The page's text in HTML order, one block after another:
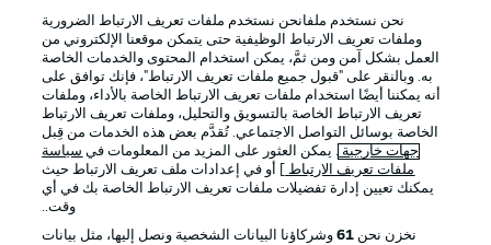
Football as it's meant to be
نحن نستخدم ملفانحن نستخدم ملفات تعريف الارتباط الضرورية
وملفات تعريف الارتباط الوظيفية حتى يتمكن موقعنا الإلكتروني من
العمل بشكل آمن ومن ثمَّ، يمكن استخدام المحتوى والخدمات الخاصة
به. وبالنقر على "قبول جميع ملفات تعريف الارتباط"، فإنك توافق على
أنه يمكننا أيضًا استخدام ملفات تعريف الارتباط الخاصة بالأداء، وملفات
تعريف الارتباط الخاصة بالتسويق والتحليل، وملفات تعريف الارتباط
الخاصة بوسائل التواصل الاجتماعي. تُقدَّم بعض هذه الخدمات من قِبل
جهات خارجية . يمكن العثور على المزيد من المعلومات في سياسة
ملفات تعريف الارتباط
] أو في إعدادات ملف تعريف الارتباط حيث
يمكنك تعيين إدارة تفضيلات ملفات تعريف الارتباط الخاصة بك في أي
وقت..
نخزن نحن 61وشركاؤنا البيانات الشخصية ونصل إليها، مثل بيانات